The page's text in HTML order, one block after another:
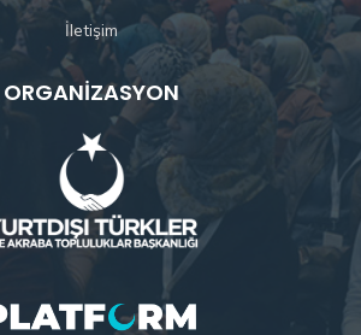
İletişim
ORGANIZASYON